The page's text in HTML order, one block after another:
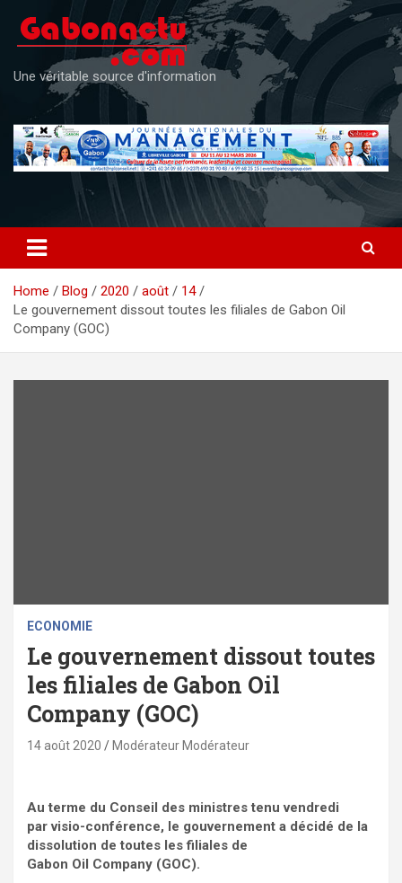
content
Une véritable source d'information
Home Blog 2020 août
14
Le gouvernement dissout toutes les filiales de Gabon Oil
Company (GOC)
ECONOMIE
Le gouvernement dissout toutes
les filiales de Gabon Oil
Company (GOC)
14 août 2020 Modérateur Modérateur
Au terme du Conseil des ministres tenu vendredi
par visio-conférence, le gouvernement a décidé de la
dissolution de toutes les filiales de
Gabon Oil Company (GOC).